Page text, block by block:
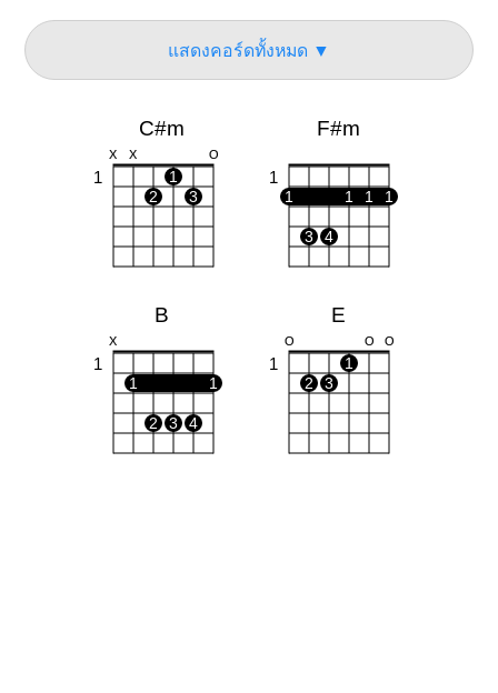
แสดงคอร์ดทั้งหมด ▼
C#m
X X O
1
1
2
3
F#m
1
1 1 1 1
3 4
B
X
1
1 1
2 3 4
E
O O O
1
1
2
3